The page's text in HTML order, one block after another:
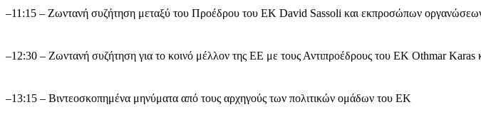
–11:15 – Ζωντανή συζήτηση μεταξύ του Προέδρου του ΕΚ David Sassoli και εκπροσώπων οργανώσεων
–12:30 – Ζωντανή συζήτηση για το κοινό μέλλον της ΕΕ με τους Αντιπροέδρους του ΕΚ Othmar
–13:15 – Βιντεοσκοπημένα μηνύματα από τους αρχηγούς των πολιτικών ομάδων του ΕΚ